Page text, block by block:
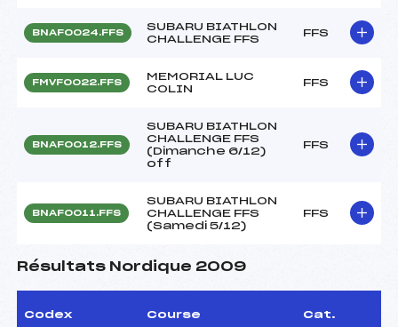
BNAF0024.FFS
SUBARU BIATHLON
CHALLENGE FFS
FFS
FMVF0022.FFS
MEMORIAL LUC
COLIN
FFS
BNAF0012.FFS
SUBARU BIATHLON
CHALLENGE FFS
(Dimanche 6/12)
off
FFS
BNAF0011.FFS
SUBARU BIATHLON
CHALLENGE FFS
(Samedi 5/12)
FFS
Résultats Nordique 2009
Codex Course Cat.